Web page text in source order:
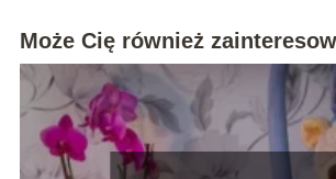
Może Cię również